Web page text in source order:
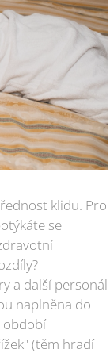
klidu. Pro
se
a další personál
naplněna do
období
(těm hradí